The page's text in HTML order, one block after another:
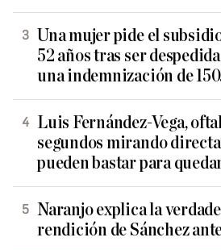
Una mujer pide el
52 años tras ser
una indemnización de
Luis Fernández-Vega,
segundos mirando
pueden bastar para
Naranjo explica la
rendición de Sánchez